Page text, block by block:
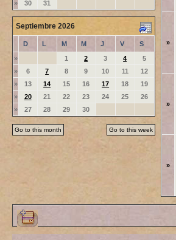
»
30 31
Septiembre 2026
D L M M J V
S
»
1 2 3 4
5
»
6 7 8 9 10 11
12
»
13 14 15 16 17 18
19
»
20 21 22 23 24 25
26
»
27 28 29 30
Go to this month Go to this week
»
»
»